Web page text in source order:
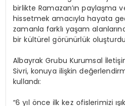
birlikte Ramazan’ın paylaşma
hissetmek amacıyla hayata
zamanla farklı yaşam
bir kültürel görünürlük
Albayrak Grubu Kurumsal
Sivri, konuya ilişkin
kullandı:
“6 yıl önce ilk kez ofislerimizi